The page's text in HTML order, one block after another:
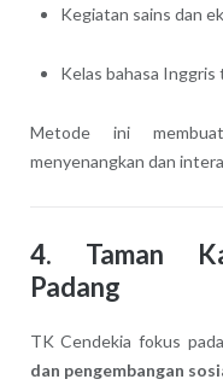
Kegiatan sains dan
Kelas bahasa Inggris
Metode ini
menyenangkan dan
4. Taman
Padang
TK Cendekia fokus pada
dan pengembangan